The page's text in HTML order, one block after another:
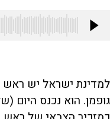
גופמן. הוא נכנס היום